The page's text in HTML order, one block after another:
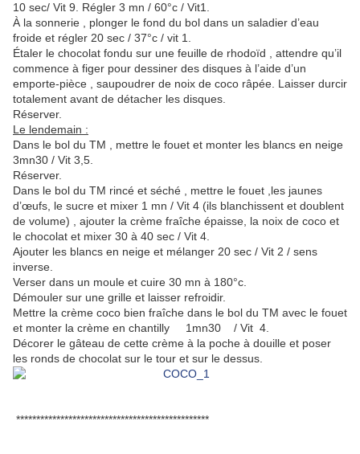
10 sec/ Vit 9. Régler 3 mn / 60°c / Vit1.
À la sonnerie , plonger le fond du bol dans un saladier d’eau
froide et régler 20 sec / 37°c / vit 1.
Étaler le chocolat fondu sur une feuille de rhodoïd , attendre qu’il
commence à figer pour dessiner des disques à l’aide d’un
emporte-pièce , saupoudrer de noix de coco râpée. Laisser durcir
totalement avant de détacher les disques.
Réserver.
Le lendemain :
Dans le bol du TM , mettre le fouet et monter les blancs en neige
3mn30 / Vit 3,5.
Réserver.
Dans le bol du TM rincé et séché , mettre le fouet ,les jaunes
d’œufs, le sucre et mixer 1 mn / Vit 4 (ils blanchissent et doublent
de volume) , ajouter la crème fraîche épaisse, la noix de coco et
le chocolat et mixer 30 à 40 sec / Vit 4.
Ajouter les blancs en neige et mélanger 20 sec / Vit 2 / sens
inverse.
Verser dans un moule et cuire 30 mn à 180°c.
Démouler sur une grille et laisser refroidir.
Mettre la crème coco bien fraîche dans le bol du TM avec le fouet
et monter la crème en chantilly 1mn30 / Vit 4.
Décorer le gâteau de cette crème à la poche à douille et poser
les ronds de chocolat sur le tour et sur le dessus.
************************************************